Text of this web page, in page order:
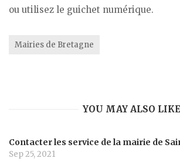
ou utilisez le guichet numérique.
Mairies de Bretagne
YOU MAY ALSO LIKE
Contacter les service de la mairie de
Sep 25, 2021